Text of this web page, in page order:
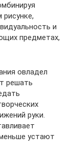
и
предметах,
овладел
решать
руки.
устают